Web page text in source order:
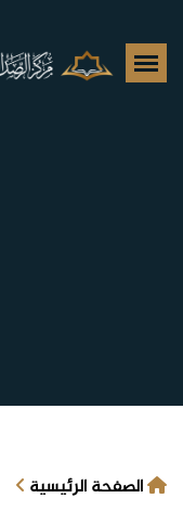
الصفحة الرئيسية